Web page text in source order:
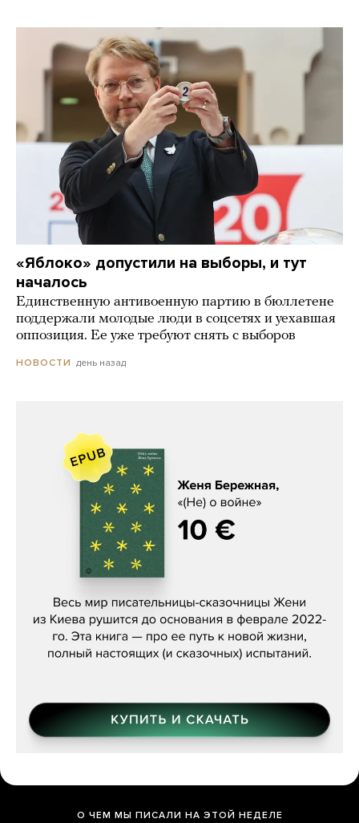
«Яблоко» допустили на выборы, и тут
началось
Единственную антивоенную партию в бюллетене
поддержали молодые люди в соцсетях и уехавшая
оппозиция. Ее уже требуют снять с выборов
НОВОСТИ день назад
Женя Бережная, «(Не) о войне»
О ЧЕМ МЫ ПИСАЛИ НА ЭТОЙ НЕДЕЛЕ